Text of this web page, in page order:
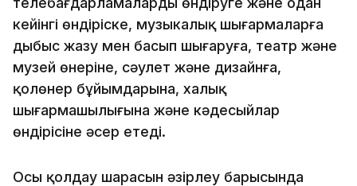
кейінгі өндіріске, музыкалық шығармаларға
дыбыс жазу мен басып шығаруға, театр және
музей өнеріне, сәулет және дизайнға,
қолөнер бұйымдарына, халық
шығармашылығына және кәдесыйлар
өндірісіне әсер етеді.
Осы қолдау шарасын әзірлеу барысында